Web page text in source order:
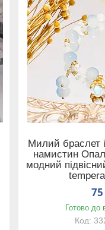
Милий браслет
намистин
модний
Готово до